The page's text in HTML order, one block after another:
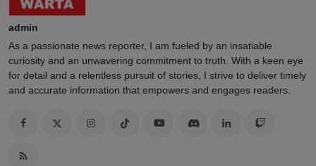
admin
As a passionate news reporter, I am fueled by an insatiable
curiosity and an unwavering commitment to truth. With a keen eye
for detail and a relentless pursuit of stories, I strive to deliver timely
and accurate information that empowers and engages readers.